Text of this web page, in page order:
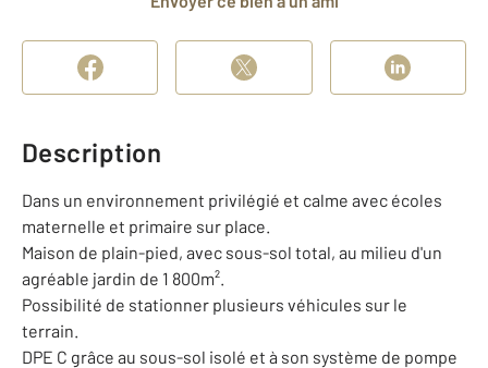
Description
Dans un environnement privilégié et calme avec écoles
maternelle et primaire sur place.
Maison de plain-pied, avec sous-sol total, au milieu d'un
agréable jardin de 1 800m².
Possibilité de stationner plusieurs véhicules sur le
terrain.
DPE C grâce au sous-sol isolé et à son système de pompe